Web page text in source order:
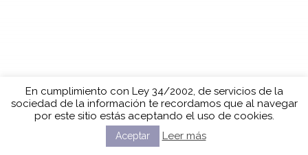
En cumplimiento con Ley 34/2002, de servicios de la
sociedad de la información te recordamos que al navegar
por este sitio estás aceptando el uso de cookies.
Aceptar Leer más